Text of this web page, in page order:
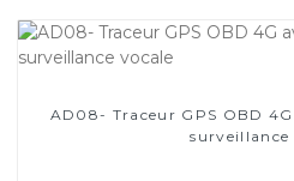
AD08- Traceur GPS OBD
surveillance